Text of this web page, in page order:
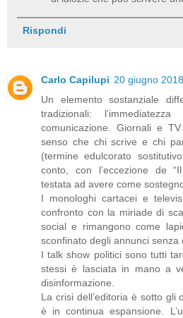
Rispondi
Carlo Capilupi 20 giugno
Un elemento sostanziale
tradizionali:
comunicazione. Giornali e
senso che chi scrive e chi
(termine edulcorato
conto, con l’eccezione de
testata ad avere come
I monologhi cartacei e
confronto con la miriade di
social e rimangono come
sconfinato degli annunci senza
I talk show politici sono tutti
stessi è lasciata in mano a
disinformazione.
La crisi dell’editoria è sotto gli
è in continua espansione.